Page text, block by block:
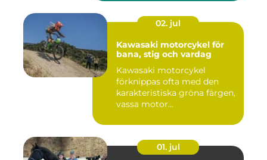
02. jul
Kawasaki motorcykel för
bana, stig och vardag
Kawasaki motorcykel
förknippas ofta med den
karakteristiska gröna färgen,
vassa motor...
01. jul